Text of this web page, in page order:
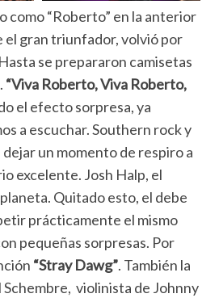
como “Roberto” en la anterior
el gran triunfador, volvió por
se prepararon camisetas
“Viva Roberto, Viva Roberto,
el efecto sorpresa, ya
a escuchar. Southern rock y
un momento de respiro a
excelente. Josh Halp, el
Quitado esto, el debe
prácticamente el mismo
pequeñas sorpresas. Por
“Stray Dawg”. También la
violinista de Johnny